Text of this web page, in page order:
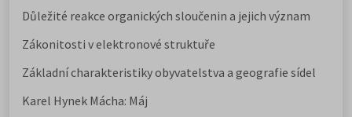
Důležité reakce organických sloučenin a jejich význam
Zákonitosti v elektronové struktuře
Základní charakteristiky obyvatelstva a geografie sídel
Karel Hynek Mácha: Máj